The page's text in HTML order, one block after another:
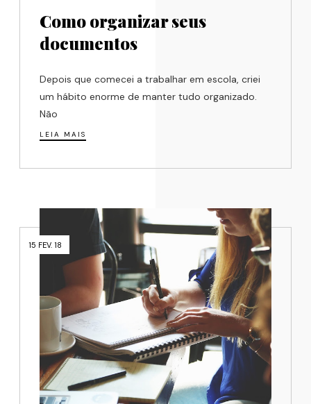
Como organizar seus
documentos
Depois que comecei a trabalhar em escola, criei
um hábito enorme de manter tudo organizado.
Não
LEIA MAIS
15 FEV. 18